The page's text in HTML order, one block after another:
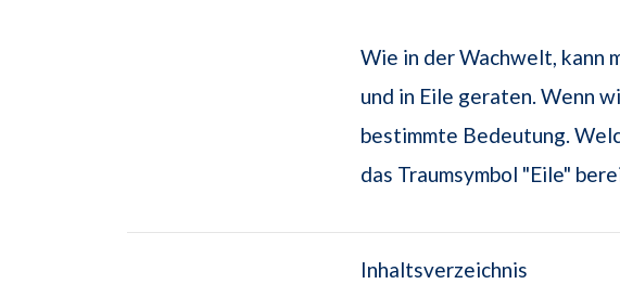
Wie in der Wachwelt, kann
und in Eile geraten. Wenn
bestimmte Bedeutung.
das Traumsymbol "Eile"
Inhaltsverzeichnis